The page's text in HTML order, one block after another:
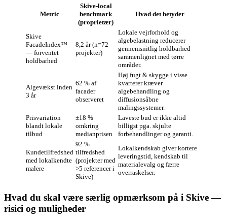
Metric
Skive-local
benchmark
(proprietær)
Hvad det betyder
Skive
FacadeIndex™
— forventet
holdbarhed
8,2 år (n=72
projekter)
Lokale vejrforhold og
algebelastning reducerer
gennemsnitlig holdbarhed
sammenlignet med tørre
områder.
Algevækst inden
3 år
62 % af
facader
observeret
Høj fugt & skygge i visse
kvarterer kræver
algebehandling og
diffusionsåbne
malingssystemer.
Prisvariation
blandt lokale
tilbud
±18 %
omkring
medianprisen
Laveste bud er ikke altid
billigst pga. skjulte
forbehandlinger og garanti.
Kundetilfredshed
med lokalkendte
malere
92 %
tilfredshed
(projekter med
>5 referencer i
Skive)
Lokalkendskab giver kortere
leveringstid, kendskab til
materialevalg og færre
overraskelser.
Hvad du skal være særlig opmærksom på i Skive —
risici og muligheder